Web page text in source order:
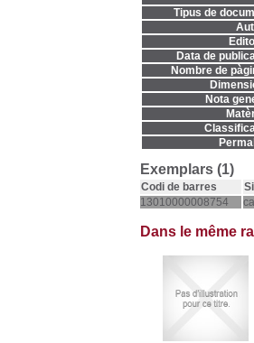
Tipus de
Data de
Nombre de
Nota
Exemplars (1)
Codi de barres
13010000008754
Dans le même